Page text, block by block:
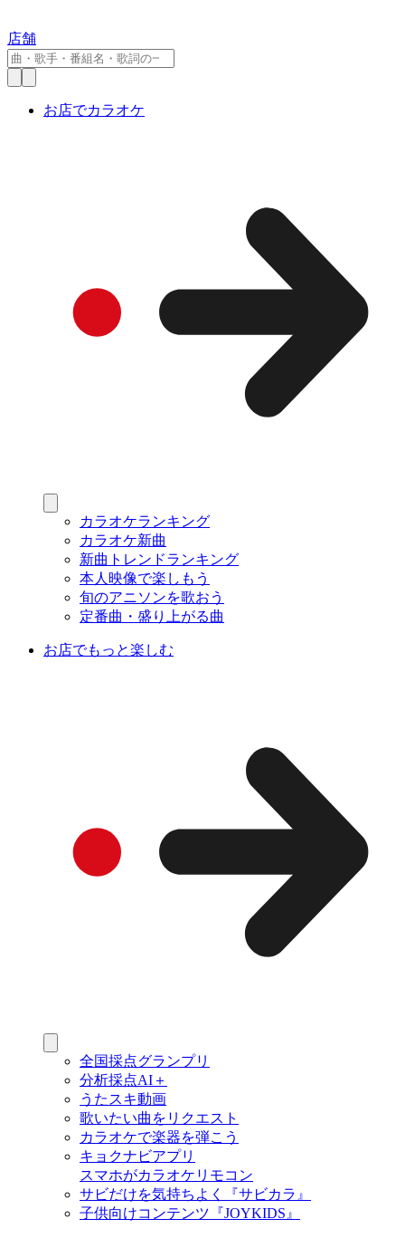
店舗
お店でカラオケ
カラオケランキング
カラオケ新曲
新曲トレンドランキング
本人映像で楽しもう
旬のアニソンを歌おう
定番曲・盛り上がる曲
お店でもっと楽しむ
全国採点グランプリ
分析採点AI＋
うたスキ動画
歌いたい曲をリクエスト
カラオケで楽器を弾こう
キョクナビアプリ
スマホがカラオケリモコン
サビだけを気持ちよく『サビカラ』
子供向けコンテンツ『JOYKIDS』